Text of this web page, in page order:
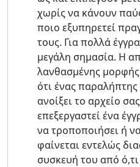
χωρίς να κάνουν
ποιο εξυπηρετεί
τους. Για πολλά
μεγάλη σημασία. Η
λανθασμένης
ότι ένας
ανοίξει το αρχείο
επεξεργαστεί ένα
να τροποποιήσει ή
φαίνεται εντελώς
συσκευή του από